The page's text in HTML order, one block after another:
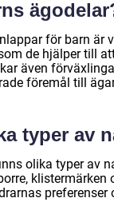
för barn är
de hjälper till
även
föremål till
typer av
olika typer av
klistermärken
preferenser